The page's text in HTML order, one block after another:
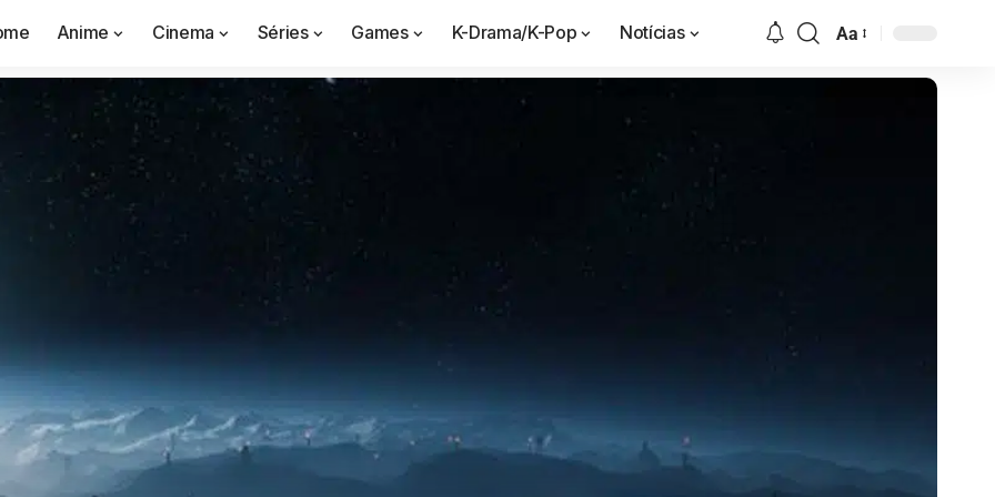
Anime Cinema Séries Games K-Drama/K-Pop Notícias Aa